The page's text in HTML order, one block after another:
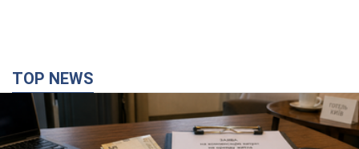
элитных квартир в Киеве: кто из
парламентариев просил средства и где
поселился
Как работает особая социальная гарантия и кто ею
пользуется